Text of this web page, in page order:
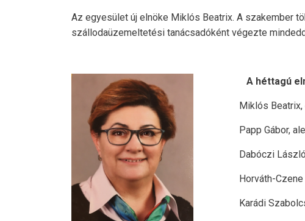
Az egyesület új elnöke Miklós Beatrix. A szakember
szállodaüzemeltetési tanácsadóként végezte
A héttagú
Miklós Beatrix,
Papp Gábor,
Dabóczi László
Horváth-Czene
Karádi Szabolcs